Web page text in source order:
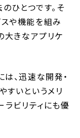
ひとつです。そ
や機能を組み
大きなアプリケ
、迅速な開発・
すいというメリ
ラビリティにも優